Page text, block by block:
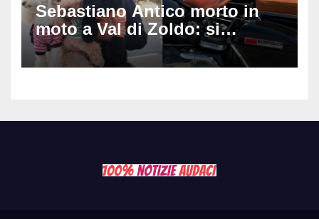
Sebastiano Antico morto in
moto a Val di Zoldo: si
schianta con il sidecar, salvi i
due cagnolini